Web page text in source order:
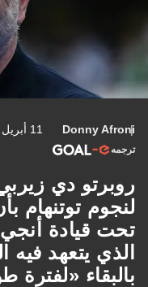
Donny Afroni 11 أبريل 2026 ٠٥:١٢-04:00
ترجمه
روبرتو دي
لنجوم توتنهام
تحت قيادة
الذي يتعهد
بالبقاء «لفترة